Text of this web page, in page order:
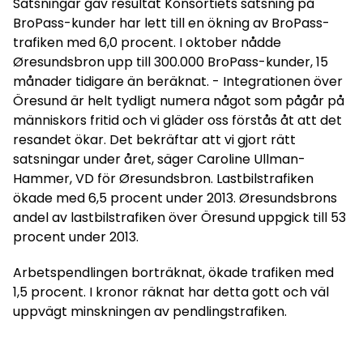
Satsningar gav resultat Konsortiets satsning på
BroPass-kunder har lett till en ökning av BroPass-
trafiken med 6,0 procent. I oktober nådde
Øresundsbron upp till 300.000 BroPass-kunder, 15
månader tidigare än beräknat. - Integrationen över
Öresund är helt tydligt numera något som pågår på
människors fritid och vi gläder oss förstås åt att det
resandet ökar. Det bekräftar att vi gjort rätt
satsningar under året, säger Caroline Ullman-
Hammer, VD för Øresundsbron. Lastbilstrafiken
ökade med 6,5 procent under 2013. Øresundsbrons
andel av lastbilstrafiken över Öresund uppgick till 53
procent under 2013.
Arbetspendlingen borträknat, ökade trafiken med
1,5 procent. I kronor räknat har detta gott och väl
uppvägt minskningen av pendlingstrafiken.